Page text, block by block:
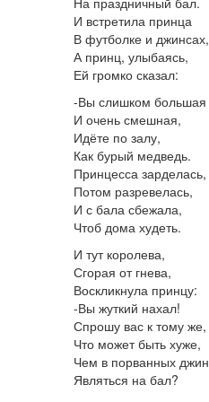
И встретила принца
В футболке и джинсах,
А принц, улыбаясь,
Ей громко сказал:
-Вы слишком большая
И очень смешная,
Идёте по залу,
Как бурый медведь.
Принцесса зарделась,
Потом разревелась,
И с бала сбежала,
Чтоб дома худеть.
И тут королева,
Сгорая от гнева,
Воскликнула принцу:
-Вы жуткий нахал!
Спрошу вас к тому же,
Что может быть хуже,
Чем в порванных
Являться на бал?